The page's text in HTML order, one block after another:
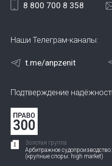
8 800 700 8 358
Наши Телеграм-каналы:
t.me/anpzenit
Подтверждение
Золотая группа
Арбитражное судопроизводство:
(крупные споры: high market)